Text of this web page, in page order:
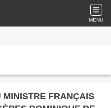
MENU
MINISTRE FRANÇAIS